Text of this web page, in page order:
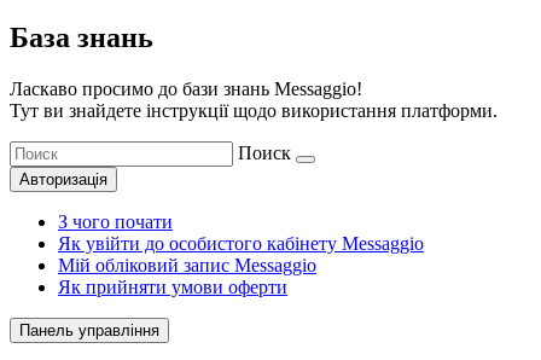
База знань
Ласкаво просимо до бази знань Messaggio!
Тут ви знайдете інструкції щодо використання платформи.
Поиск
Авторизація
З чого почати
Як увійти до особистого кабінету Messaggio
Мій обліковий запис Messaggio
Як прийняти умови оферти
Панель управління